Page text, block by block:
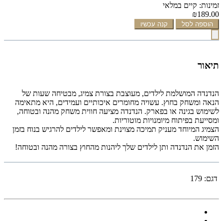
זמינות: קיים במלאי
₪189.00
הוספה לסל קנה עכשיו
תיאור
הנדנדה המושלמת לילדים, מעוצבת בצורת צמיג, מבטיחה שעות של
הנאה ומשחק בחוץ. עשויה מחומרים איכותיים ועמידים, היא מתאימה
לשימוש בגינה או בפארק. הנדנדה מציעה חווית משחק מהנה ובטוחה,
ומסייעת בפיתוח מיומנויות מוטוריות.
הצמיג המיוחד מעניק תמיכה מצוינת ומאפשר לילדים להרגיש בנוח בזמן
השימוש.
הזמן את הנדנדה ותן לילדים שלך ליהנות מהחוץ בצורה מהנה ובטוחה!
דגם: 179